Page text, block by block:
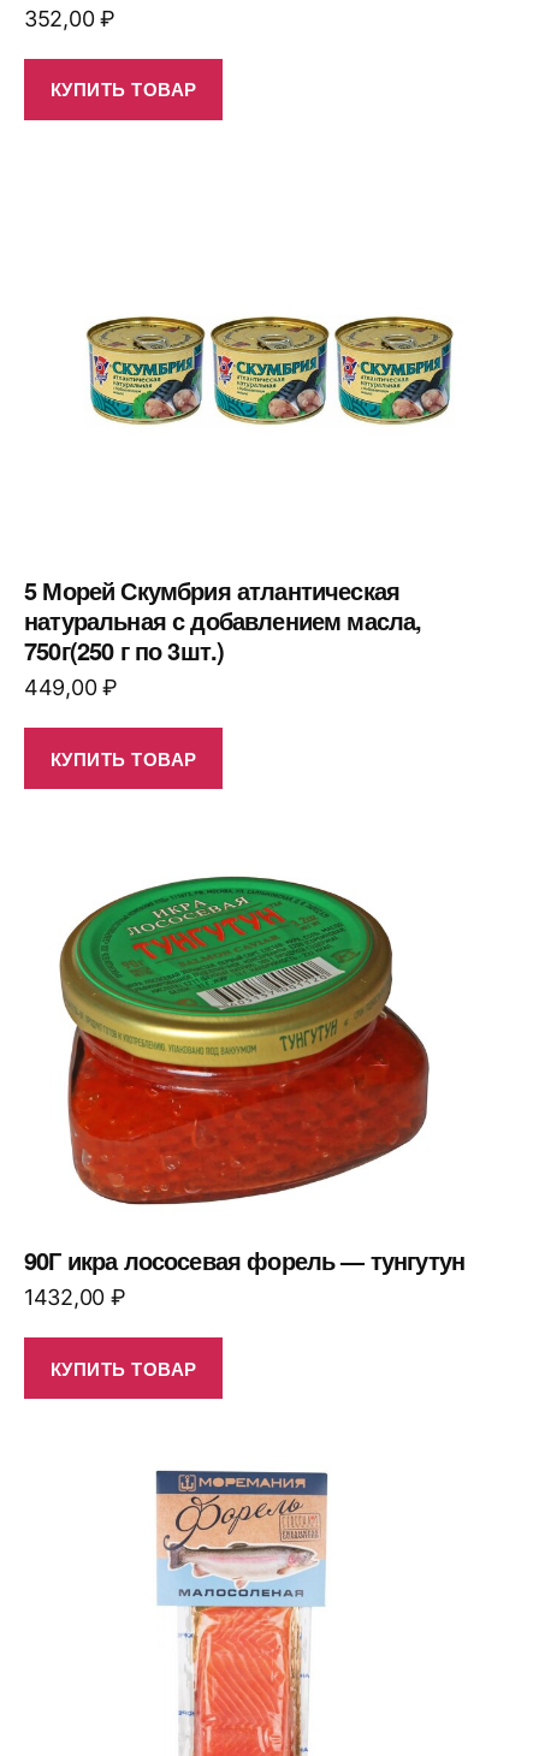
352,00₽
КУПИТЬ ТОВАР
5 Морей Скумбрия атлантическая
натуральная с добавлением масла,
750г(250 г по 3шт.)
449,00₽
КУПИТЬ ТОВАР
90Г икра лососевая форель — тунгутун
1432,00 ₽
КУПИТЬ ТОВАР